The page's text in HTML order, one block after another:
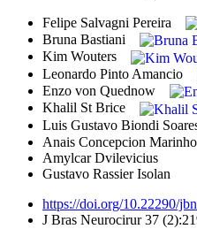
Felipe Salvagni Pereira
Bruna Bastiani
Kim Wouters
Leonardo Pinto Amancio
Enzo von Quednow
Khalil St Brice
Luis Gustavo Biondi
Anais Concepcion
Amylcar Dvilevicius
Gustavo Rassier Isolan
https://doi.org/10.22290/
J Bras Neurocirur 37